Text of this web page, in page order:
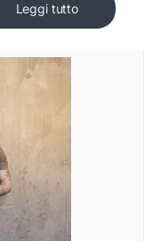
Leggi tutto